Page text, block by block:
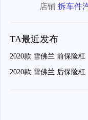
店铺拆车件
TA最近发布
2020款 雪佛兰 前保险杠
2020款 雪佛兰 后保险杠